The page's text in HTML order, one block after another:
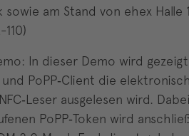
sowie am Stand von ehex
In dieser Demo wird
und PoPP‑Client die
ausgelesen wird.
PoPP‑Token wird